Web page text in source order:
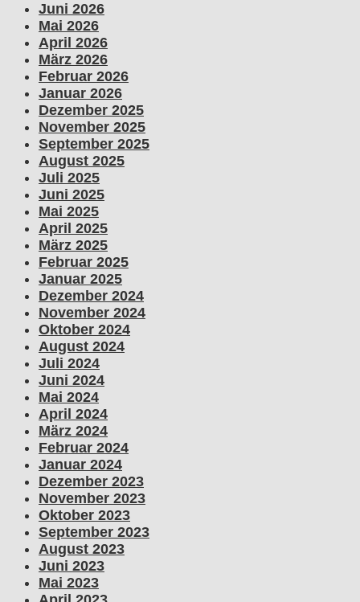
Juni 2026
Mai 2026
April 2026
März 2026
Februar 2026
Januar 2026
Dezember 2025
November 2025
September 2025
August 2025
Juli 2025
Juni 2025
Mai 2025
April 2025
März 2025
Februar 2025
Januar 2025
Dezember 2024
November 2024
Oktober 2024
August 2024
Juli 2024
Juni 2024
Mai 2024
April 2024
März 2024
Februar 2024
Januar 2024
Dezember 2023
November 2023
Oktober 2023
September 2023
August 2023
Juni 2023
Mai 2023